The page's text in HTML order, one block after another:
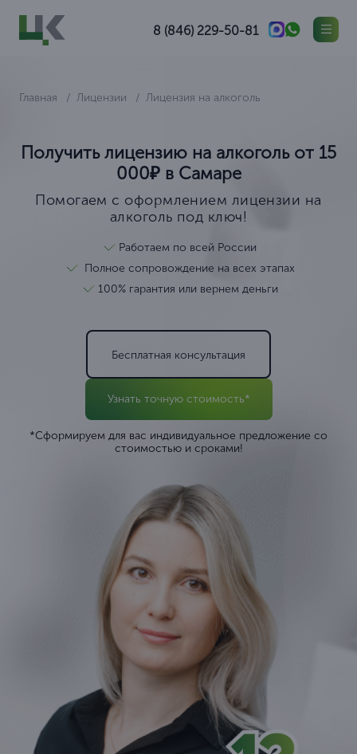
8 (846) 229-50-81
Главная Лицензии Лицензия на алкоголь
Получить лицензию на алкоголь от 15
000₽ в Самаре
Помогаем с оформлением лицензии на
алкоголь под ключ!
Работаем по всей России
Полное сопровождение на всех этапах
100% гарантия или вернем деньги
Бесплатная консультация
Узнать точную стоимость*
*Сформируем для вас индивидуальное предложение со
стоимостью и сроками!